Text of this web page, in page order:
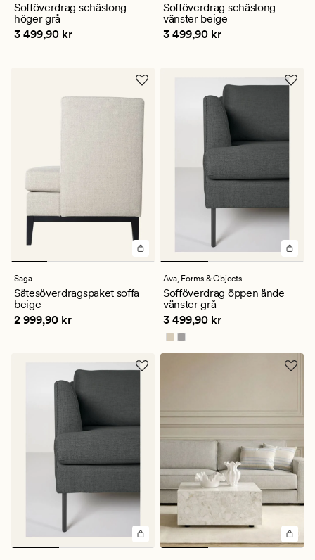
Sofföverdrag schäslong
höger grå
Pris 3 499,90 kr
3 499,90 kr
Sofföverdrag schäslong
vänster beige
Pris 3 499,90 kr
3 499,90 kr
Saga
Sätesöverdragspaket soffa
beige
Pris 2 999,90 kr
2 999,90 kr
Ava, Forms & Objects
Sofföverdrag öppen ände
vänster grå
Pris 3 499,90 kr
3 499,90 kr